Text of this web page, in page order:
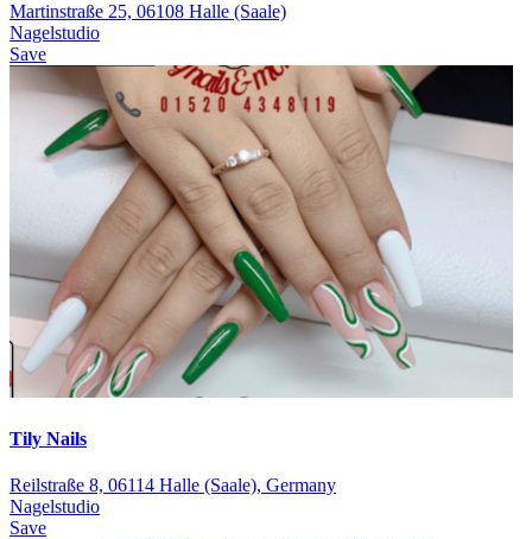
Martinstraße 25, 06108 Halle (Saale)
Nagelstudio
Save
Tily Nails
Reilstraße 8, 06114 Halle (Saale), Germany
Nagelstudio
Save